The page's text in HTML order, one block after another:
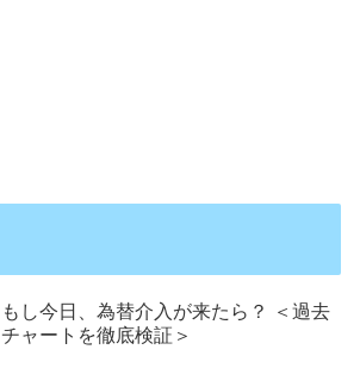
もし今日、為替介入が来たら？ ＜過去
チャートを徹底検証＞